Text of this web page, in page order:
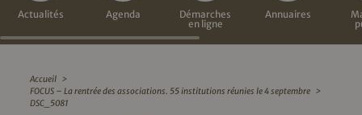
Actualités Agenda
Démarches
en ligne
Annuaires
Accueil >
FOCUS – La rentrée des associations. 55 institutions réunies le 4 septembre >
DSC_5081